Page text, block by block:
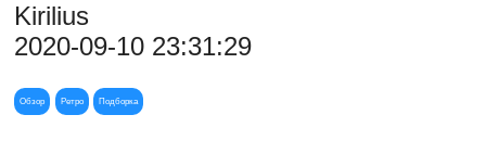
Kirilius
2020-09-10 23:31:29
Обзор Ретро Подборка